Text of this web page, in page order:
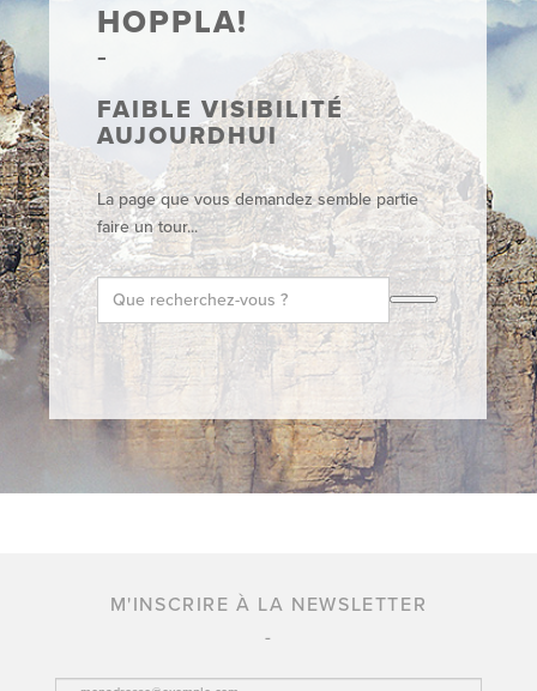
HOPPLA!
FAIBLE VISIBILITÉ
AUJOURDHUI
La page que vous demandez semble partie
faire un tour...
M'INSCRIRE À LA NEWSLETTER